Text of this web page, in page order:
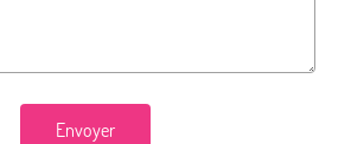
Envoyer